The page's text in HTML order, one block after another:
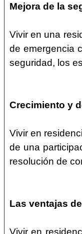
Mejora de la
Vivir en una
de emergencia
seguridad, los
Crecimiento y
Vivir en
de una
resolución de
Las ventajas
Vivir en